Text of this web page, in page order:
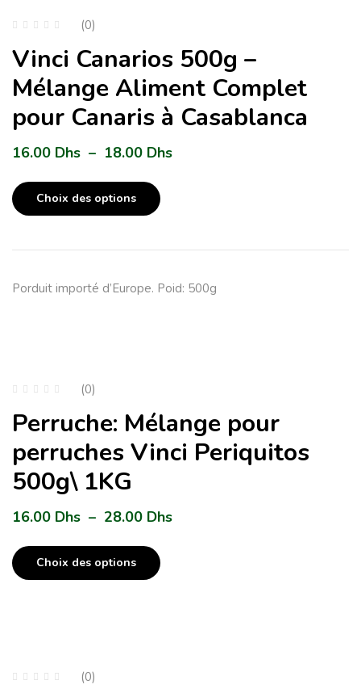
(0)
Vinci Canarios 500g –
Mélange Aliment Complet
pour Canaris à Casablanca
16.00 Dhs – 18.00 Dhs
Choix des options
Porduit importé d’Europe. Poid: 500g
(0)
Perruche: Mélange pour
perruches Vinci Periquitos
500g\ 1KG
16.00 Dhs – 28.00 Dhs
Choix des options
(0)